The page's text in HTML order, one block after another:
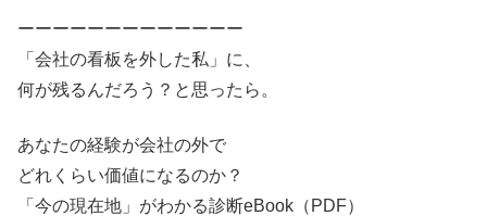
ーーーーーーーーーーーーー
「会社の看板を外した私」に、
何が残るんだろう？と思ったら。
あなたの経験が会社の外で
どれくらい価値になるのか？
「今の現在地」がわかる診断eBook（PDF）